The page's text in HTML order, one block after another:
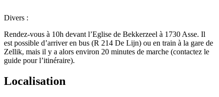
Divers :
Rendez-vous à 10h devant l’Eglise de Bekkerzeel à 1730 Asse. Il
est possible d’arriver en bus (R 214 De Lijn) ou en train à la gare de
Zellik, mais il y a alors environ 20 minutes de marche (contactez le
guide pour l’itinéraire).
Localisation